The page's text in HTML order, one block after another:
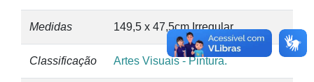
Medidas 149,5 x 47,5cm Irregular.
Classificação Artes Visuais - Pintura.